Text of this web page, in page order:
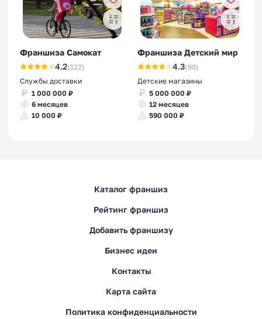
Франшиза Самокат
4.2(122)
Службы доставки
1 000 000 ₽
6 месяцев
10 000 ₽
Франшиза Детский мир
4.3(98)
Детские магазины
5 000 000 ₽
12 месяцев
590 000 ₽
Каталог франшиз
Рейтинг франшиз
Добавить франшизу
Бизнес идеи
Контакты
Карта сайта
Политика конфиденциальности